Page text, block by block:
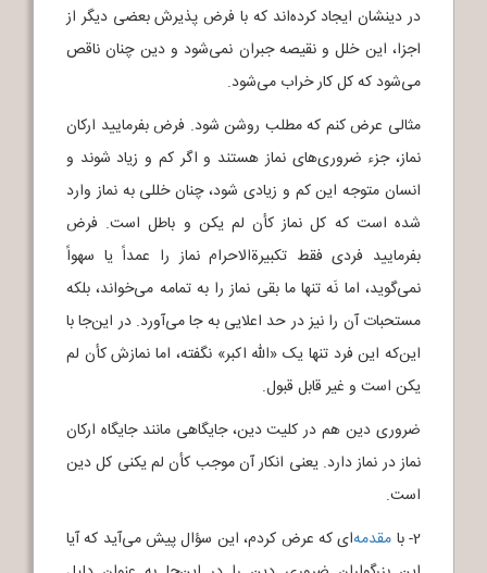
در دینشان ایجاد کرده‌اند که با فرض پذیرش بعضی دیگر از
اجزا، این خلل و نقیصه جبران نمی‌شود و دین چنان ناقص
می‌شود که کل کار خراب می‌شود.
مثالی عرض کنم که مطلب روشن شود. فرض بفرمایید ارکان
نماز، جزء ضروری‌های نماز هستند و اگر کم و زیاد شوند و
انسان متوجه این کم و زیادی شود، چنان خللی به نماز وارد
شده است که کل نماز کأن لم یکن و باطل است. فرض
بفرمایید فردی فقط تکبیرةالاحرام نماز را عمداً یا سهواً
نمی‌گوید، اما نَه تنها ما بقی نماز را به تمامه می‌خواند، بلکه
مستحبات آن را نیز در حد اعلایی به جا می‌آورد. در این‌جا با
این‌که این فرد تنها یک «الله اکبر» نگفته، اما نمازش کأن لم
یکن است و غیر قابل قبول.
ضروری دین هم در کلیت دین، جایگاهی مانند جایگاه ارکان
نماز در نماز دارد. یعنی انکار آن موجب کأن لم یکنی کل دین
است.
2- با
مقدمه‌ای که عرض کردم، این سؤال پیش می‌آید که آیا